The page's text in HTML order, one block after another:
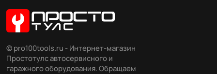
© pro100tools.ru - Интернет-магазин
Простотулс автосервисного и
гаражного оборудования. Обращаем